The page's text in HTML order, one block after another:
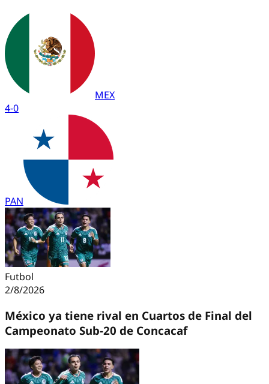
MEX
4-0
PAN
Futbol
2/8/2026
México ya tiene rival en Cuartos de Final del
Campeonato Sub-20 de Concacaf